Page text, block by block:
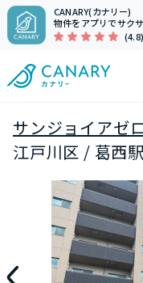
CANARY(カナリー)
物件をアプリでサク
(4.8)
サンジョイアゼ
江戸川区 / 葛西